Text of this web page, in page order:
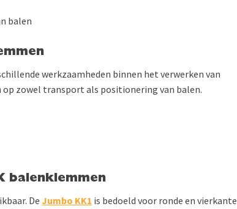
balen
werkzaamheden binnen het verwerken van
op zowel transport als positionering van balen.
balenklemmen
De Jumbo KK1 is bedoeld voor ronde en vierkante